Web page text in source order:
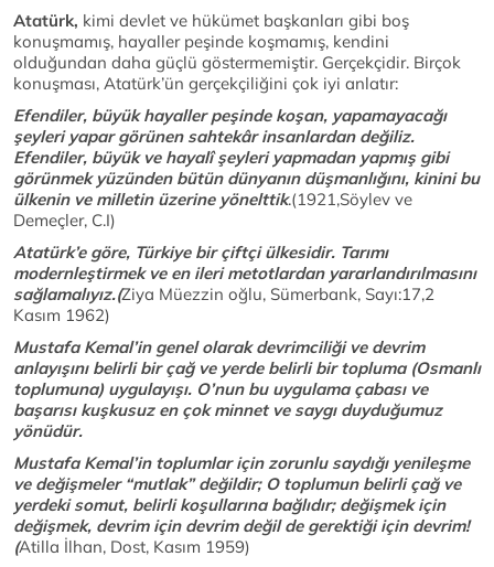
Atatürk, kimi devlet ve hükümet başkanları gibi boş
konuşmamış, hayaller peşinde koşmamış, kendini
olduğundan daha güçlü göstermemiştir. Gerçekçidir. Birçok
konuşması, Atatürk’ün gerçekçiliğini çok iyi anlatır:
Efendiler, büyük hayaller peşinde koşan, yapamayacağı
şeyleri yapar görünen sahtekâr insanlardan değiliz.
Efendiler, büyük ve hayalî şeyleri yapmadan yapmış gibi
görünmek yüzünden bütün dünyanın düşmanlığını, kinini bu
ülkenin ve milletin üzerine yönelttik.(1921,Söylev ve
Demeçler, C.I)
Atatürk’e göre, Türkiye bir çiftçi ülkesidir. Tarımı
modernleştirmek ve en ileri metotlardan yararlandırılmasını
sağlamalıyız.(Ziya Müezzin oğlu, Sümerbank, Sayı:17,2
Kasım 1962)
Mustafa Kemal’in genel olarak devrimciliği ve devrim
anlayışını belirli bir çağ ve yerde belirli bir topluma (Osmanlı
toplumuna) uygulayışı. O’nun bu uygulama çabası ve
başarısı kuşkusuz en çok minnet ve saygı duyduğumuz
yönüdür.
Mustafa Kemal’in toplumlar için zorunlu saydığı yenileşme
ve değişmeler “mutlak” değildir; O toplumun belirli çağ ve
yerdeki somut, belirli koşullarına bağlıdır; değişmek için
değişmek, devrim için devrim değil de gerektiği için devrim!
(Atilla İlhan, Dost, Kasım 1959)